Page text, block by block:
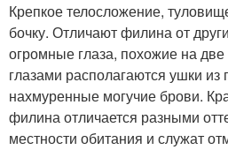
Крепкое телосложение,
бочку. Отличают филина от
огромные глаза, похожие на
глазами располагаются ушки
нахмуренные могучие брови.
филина отличается разными
местности обитания и служат